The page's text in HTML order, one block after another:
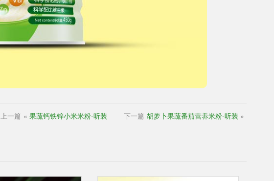
上一篇 « 果蔬钙铁锌小米米粉-听装 下一篇 胡萝卜果蔬番茄营养米粉-听装 »